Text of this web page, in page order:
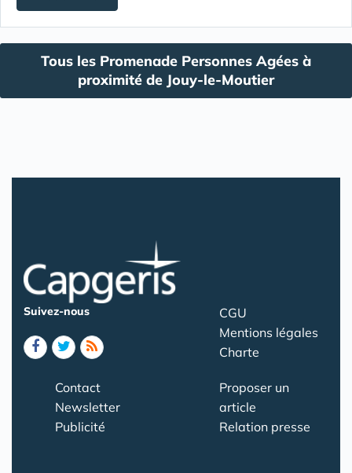
Tous les Promenade Personnes Agées à
proximité de Jouy-le-Moutier
Suivez-nous
CGU
Mentions légales
Charte
Contact
Newsletter
Publicité
Proposer un
article
Relation presse